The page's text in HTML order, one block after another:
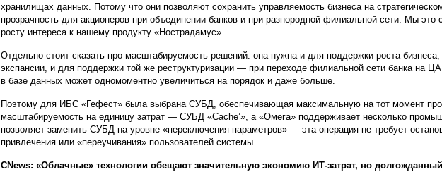
хранилищах данных. Потому что они позволяют сохранить управляемость бизнеса на
прозрачность для акционеров при объединении банков и при разнородной филиальной сети. Мы это
росту интереса к нашему продукту «Нострадамус».
Отдельно стоит сказать про масштабируемость решений: она нужна и для поддержки роста
экспансии, и для поддержки той же реструктуризации — при переходе филиальной сети банка на
в базе данных может одномоментно увеличиться на порядок и даже больше.
Поэтому для ИБС «Гефест» была выбрана СУБД, обеспечивающая максимальную на тот момент
масштабируемость на единицу затрат — СУБД «Саche’», а «Омега» поддерживает несколько
позволяет заменить СУБД на уровне «переключения параметров» — эта операция не требует
привлечения или «переучивания» пользователей системы.
CNews: «Облачные» технологии обещают значительную экономию ИТ-затрат, но